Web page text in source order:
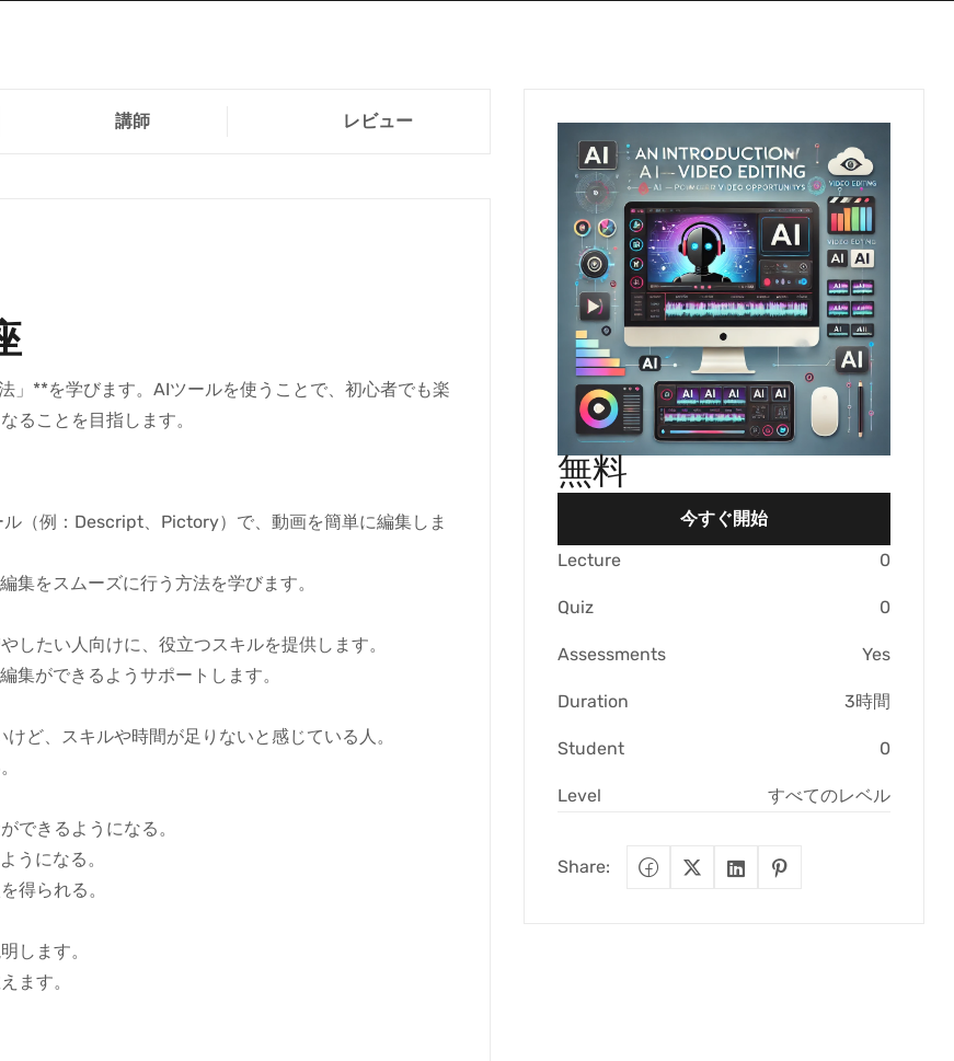
講師 レビュー
」**を学びます。AIツールを使うことで、初心者でも楽
ることを目指します。
（例：Descript、Pictory）で、動画を簡単に編集しま
集をスムーズに行う方法を学びます。
したい人向けに、役立つスキルを提供します。
集ができるようサポートします。
ど、スキルや時間が足りないと感じている人。
できるようになる。
うになる。
得られる。
します。
ます。
無料
今すぐ開始
0
Lecture
0
Quiz
Assessments Yes
Duration 3時間
0
Student
Level すべてのレベル
Share: